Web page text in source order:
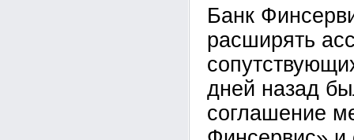
Банк
расширять
дней назад
соглашение